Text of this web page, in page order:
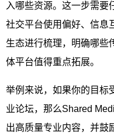
入哪些资源。这一步需要
社交平台使用偏好、信息
生态进行梳理，明确哪些
体平台值得重点拓展。
举例来说，如果你的目标
业论坛，那么Shared
出高质量专业内容，并鼓